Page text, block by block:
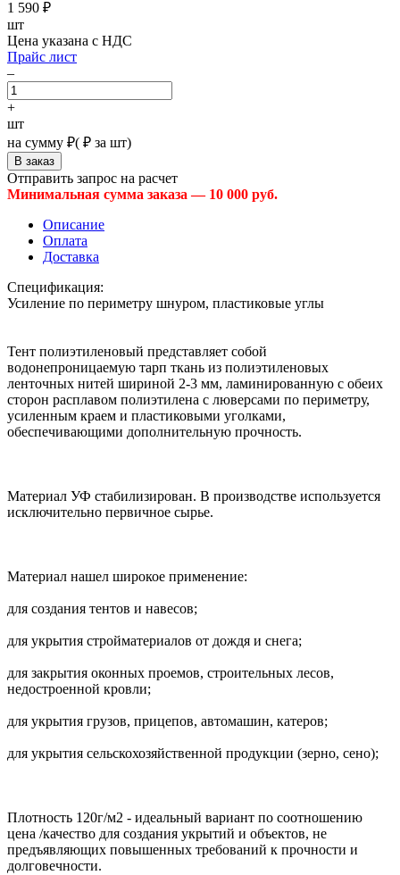
1 590 ₽
шт
Цена указана с НДС
Прайс лист
–
+
шт
на сумму ₽( ₽ за шт)
Отправить запрос на расчет
Минимальная сумма заказа — 10 000 руб.
Описание
Оплата
Доставка
Спецификация:
Усиление по периметру шнуром, пластиковые углы
Тент полиэтиленовый представляет собой
водонепроницаемую тарп ткань из полиэтиленовых
ленточных нитей шириной 2-3 мм, ламинированную с обеих
сторон расплавом полиэтилена с люверсами по периметру,
усиленным краем и пластиковыми уголками,
обеспечивающими дополнительную прочность.
Материал УФ стабилизирован. В производстве используется
исключительно первичное сырье.
Материал нашел широкое применение:
для создания тентов и навесов;
для укрытия стройматериалов от дождя и снега;
для закрытия оконных проемов, строительных лесов,
недостроенной кровли;
для укрытия грузов, прицепов, автомашин, катеров;
для укрытия сельскохозяйственной продукции (зерно, сено);
Плотность 120г/м2 - идеальный вариант по соотношению
цена /качество для создания укрытий и объектов, не
предъявляющих повышенных требований к прочности и
долговечности.